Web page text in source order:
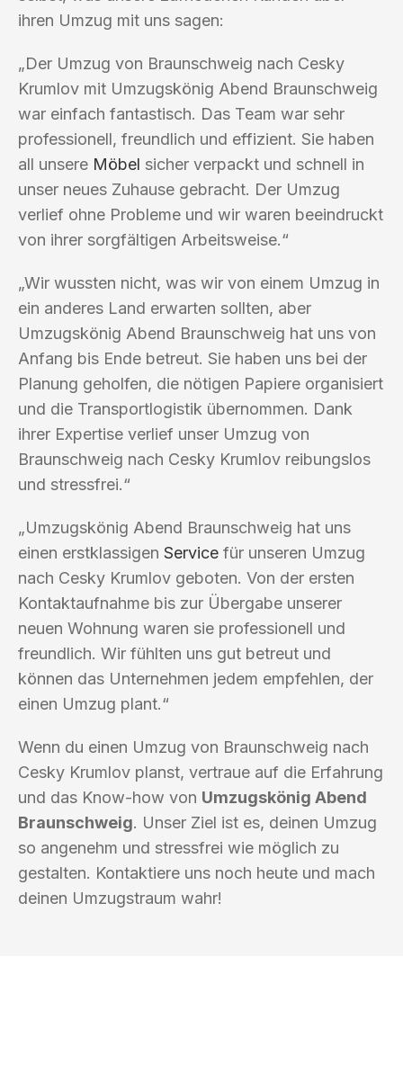
ihren Umzug mit uns sagen:
„Der Umzug von Braunschweig nach Cesky
Krumlov mit Umzugskönig Abend Braunschweig
war einfach fantastisch. Das Team war sehr
professionell, freundlich und effizient. Sie haben
all unsere Möbel sicher verpackt und schnell in
unser neues Zuhause gebracht. Der Umzug
verlief ohne Probleme und wir waren beeindruckt
von ihrer sorgfältigen Arbeitsweise.“
„Wir wussten nicht, was wir von einem Umzug in
ein anderes Land erwarten sollten, aber
Umzugskönig Abend Braunschweig hat uns von
Anfang bis Ende betreut. Sie haben uns bei der
Planung geholfen, die nötigen Papiere organisiert
und die Transportlogistik übernommen. Dank
ihrer Expertise verlief unser Umzug von
Braunschweig nach Cesky Krumlov reibungslos
und stressfrei.“
„Umzugskönig Abend Braunschweig hat uns
einen erstklassigen Service für unseren Umzug
nach Cesky Krumlov geboten. Von der ersten
Kontaktaufnahme bis zur Übergabe unserer
neuen Wohnung waren sie professionell und
freundlich. Wir fühlten uns gut betreut und
können das Unternehmen jedem empfehlen, der
einen Umzug plant.“
Wenn du einen Umzug von Braunschweig nach
Cesky Krumlov planst, vertraue auf die Erfahrung
und das Know-how von Umzugskönig Abend
Braunschweig. Unser Ziel ist es, deinen Umzug
so angenehm und stressfrei wie möglich zu
gestalten. Kontaktiere uns noch heute und mach
deinen Umzugstraum wahr!